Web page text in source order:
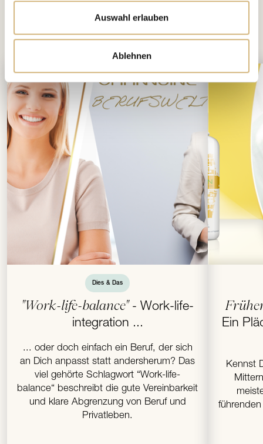
Auswahl erlauben
Ablehnen
Das könnte Dich auchinteressieren
Dies & Das
"Work-life-balance"- Work-life-
integration ...
... oder doch einfach ein Beruf, der sich
an Dich anpasst statt andersherum? Das
viel gehörte Schlagwort “Work-life-
balance“ beschreibt die gute Vereinbarkeit
und klare Abgrenzung von Beruf und
Privatleben.
Ein
Kennst